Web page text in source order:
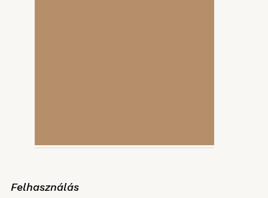
Felhasználás